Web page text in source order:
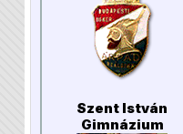
Szent István
Gimnázium